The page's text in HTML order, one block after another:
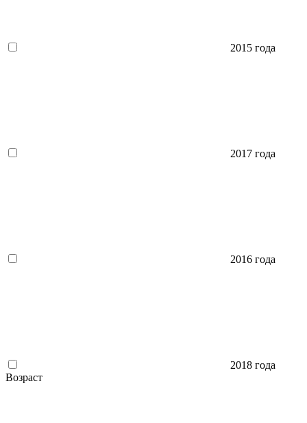
2015 года
2017 года
2016 года
2018 года
Возраст